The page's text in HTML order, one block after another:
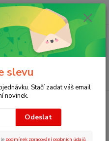
Menu
ks
0 Kč
slevu
Stačí zadat váš email
novinek.
Odeslat
podmínek zpracování osobních údajů.